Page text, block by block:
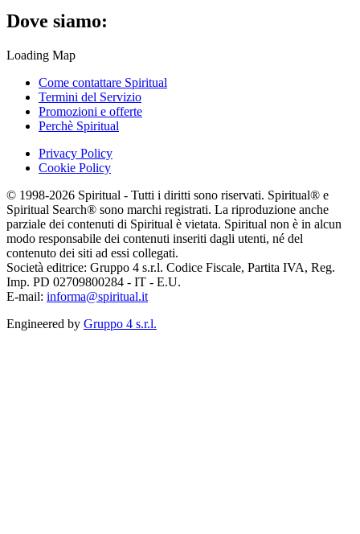
Dove siamo:
Loading Map
Come contattare Spiritual
Termini del Servizio
Promozioni e offerte
Perchè Spiritual
Privacy Policy
Cookie Policy
© 1998-2026 Spiritual - Tutti i diritti sono riservati. Spiritual® e
Spiritual Search® sono marchi registrati. La riproduzione anche
parziale dei contenuti di Spiritual è vietata. Spiritual non è in alcun
modo responsabile dei contenuti inseriti dagli utenti, né del
contenuto dei siti ad essi collegati.
Società editrice: Gruppo 4 s.r.l. Codice Fiscale, Partita IVA, Reg.
Imp. PD 02709800284 - IT - E.U.
E-mail: informa@spiritual.it
Engineered by Gruppo 4 s.r.l.